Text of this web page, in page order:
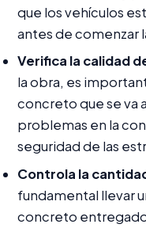
que los vehículos
antes de comenzar
Verifica la calidad
la obra, es
concreto que se va
problemas en la
seguridad de las
Controla la
fundamental llevar
concreto entregado